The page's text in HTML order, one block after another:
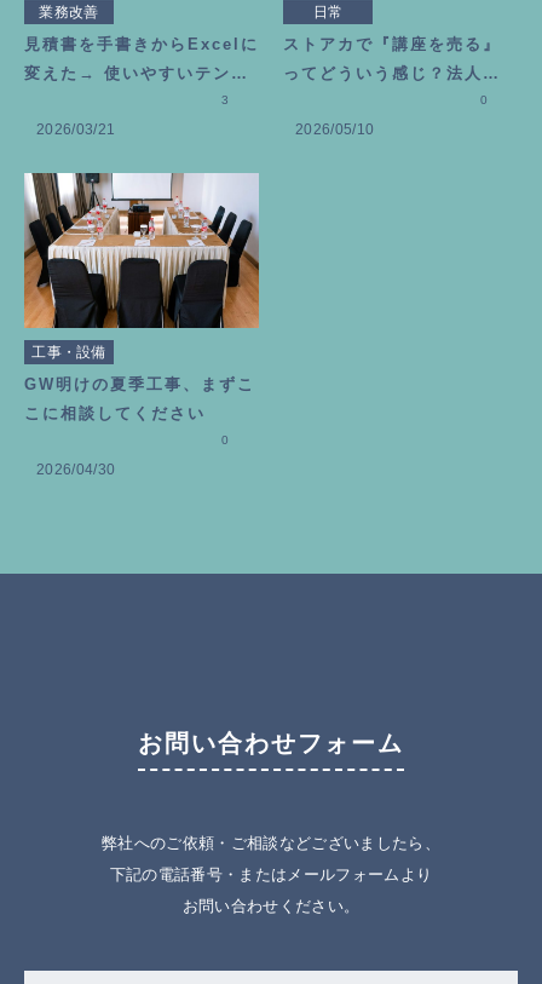
業務改善
見積書を手書きからExcelに
変えた→ 使いやすいテンプ
2026/03/21
3
日常
ストアカで『講座を売る』
ってどういう感じ？法人申
2026/05/10
0
工事・設備
GW明けの夏季工事、まずこ
こに相談してください
2026/04/30
0
お問い合わせフォーム
弊社へのご依頼・ご相談などございましたら、
下記の電話番号・またはメールフォームより
お問い合わせください。